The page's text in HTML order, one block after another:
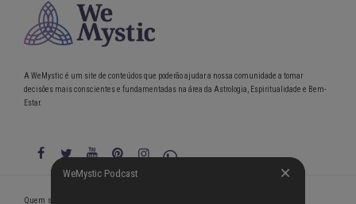
WeMystic Podcast
A WeMystic é um site de conteúdos que poderão ajudar a nossa comunidade a tomar
decisões mais conscientes e fundamentadas na área da Astrologia, Espiritualidade e Bem-
Estar.
WeMystic Podcast
Quem somos